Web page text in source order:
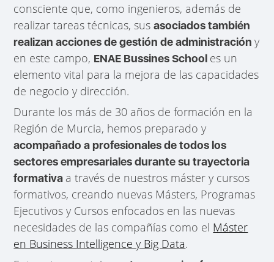
consciente que, como ingenieros, además de
realizar tareas técnicas, susasociados también
realizan acciones de gestión de administracióny
en este campo, ENAE Bussines School es un
elemento vital para la mejora de las capacidades
de negocio y dirección.
Durante los más de 30 años de formación en la
Región de Murcia, hemos preparado y
acompañado a profesionales de todos los
sectores empresariales durante su trayectoria
formativa a través de nuestros máster y cursos
formativos, creando nuevas Másters, Programas
Ejecutivos y Cursos enfocados en las nuevas
necesidades de las compañías como el Máster
en Business Intelligence y Big Data.